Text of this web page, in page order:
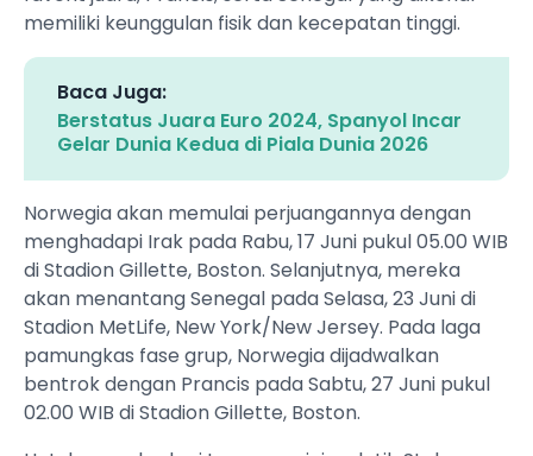
memiliki keunggulan fisik dan kecepatan tinggi.
Baca Juga:
Berstatus Juara Euro 2024, Spanyol Incar
Gelar Dunia Kedua di Piala Dunia 2026
Norwegia akan memulai perjuangannya dengan
menghadapi Irak pada Rabu, 17 Juni pukul 05.00 WIB
di Stadion Gillette, Boston. Selanjutnya, mereka
akan menantang Senegal pada Selasa, 23 Juni di
Stadion MetLife, New York/New Jersey. Pada laga
pamungkas fase grup, Norwegia dijadwalkan
bentrok dengan Prancis pada Sabtu, 27 Juni pukul
02.00 WIB di Stadion Gillette, Boston.